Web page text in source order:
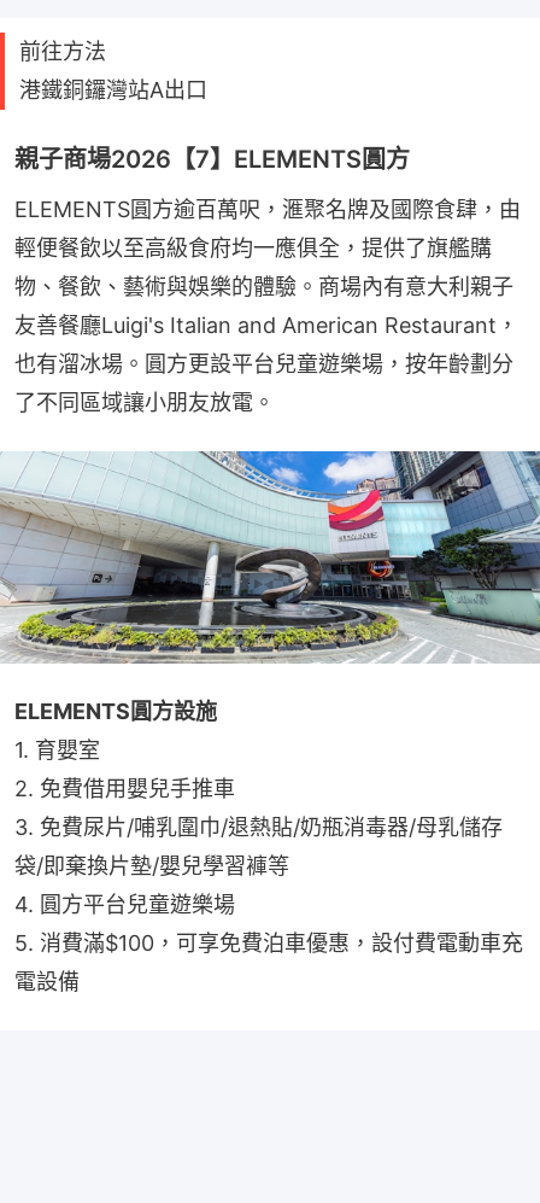
前往方法
港鐵銅鑼灣站A出口
親子商場2026【7】ELEMENTS圓方
ELEMENTS圓方逾百萬呎，滙聚名牌及國際食肆，由
輕便餐飲以至高級食府均一應俱全，提供了旗艦購
物、餐飲、藝術與娛樂的體驗。商場內有意大利親子
友善餐廳Luigi's Italian and American Restaurant，
也有溜冰場。圓方更設平台兒童遊樂場，按年齡劃分
了不同區域讓小朋友放電。
ELEMENTS圓方設施
1. 育嬰室
2. 免費借用嬰兒手推車
3. 免費尿片/哺乳圍巾/退熱貼/奶瓶消毒器/母乳儲存
袋/即棄換片墊/嬰兒學習褲等
4. 圓方平台兒童遊樂場
5. 消費滿$100，可享免費泊車優惠，設付費電動車充
電設備